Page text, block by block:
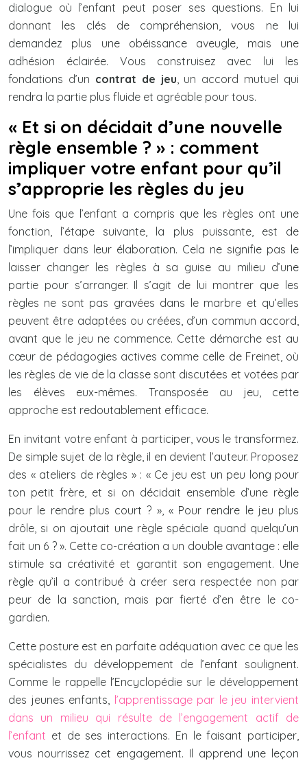
dialogue où l’enfant peut poser ses questions. En lui
donnant les clés de compréhension, vous ne lui
demandez plus une obéissance aveugle, mais une
adhésion éclairée. Vous construisez avec lui les
fondations d’un contrat de jeu, un accord mutuel qui
rendra la partie plus fluide et agréable pour tous.
« Et si on décidait d’une nouvelle
règle ensemble ? » : comment
impliquer votre enfant pour qu’il
s’approprie les règles du jeu
Une fois que l’enfant a compris que les règles ont une
fonction, l’étape suivante, la plus puissante, est de
l’impliquer dans leur élaboration. Cela ne signifie pas le
laisser changer les règles à sa guise au milieu d’une
partie pour s’arranger. Il s’agit de lui montrer que les
règles ne sont pas gravées dans le marbre et qu’elles
peuvent être adaptées ou créées, d’un commun accord,
avant que le jeu ne commence. Cette démarche est au
cœur de pédagogies actives comme celle de Freinet, où
les règles de vie de la classe sont discutées et votées par
les élèves eux-mêmes. Transposée au jeu, cette
approche est redoutablement efficace.
En invitant votre enfant à participer, vous le transformez.
De simple sujet de la règle, il en devient l’auteur. Proposez
des « ateliers de règles » : « Ce jeu est un peu long pour
ton petit frère, et si on décidait ensemble d’une règle
pour le rendre plus court ? », « Pour rendre le jeu plus
drôle, si on ajoutait une règle spéciale quand quelqu’un
fait un 6 ? ». Cette co-création a un double avantage : elle
stimule sa créativité et garantit son engagement. Une
règle qu’il a contribué à créer sera respectée non par
peur de la sanction, mais par fierté d’en être le co-
gardien.
Cette posture est en parfaite adéquation avec ce que les
spécialistes du développement de l’enfant soulignent.
Comme le rappelle l’Encyclopédie sur le développement
des jeunes enfants, l’apprentissage par le jeu intervient
dans un milieu qui résulte de l’engagement actif de
l’enfant et de ses interactions. En le faisant participer,
vous nourrissez cet engagement. Il apprend une leçon